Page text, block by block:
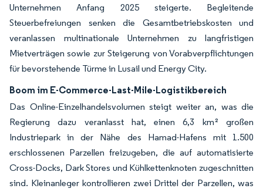
Unternehmen Anfang 2025 steigerte. Begleitende
Steuerbefreiungen senken die Gesamtbetriebskosten und
veranlassen multinationale Unternehmen zu langfristigen
Mietverträgen sowie zur Steigerung von Vorabverpflichtungen
für bevorstehende Türme in Lusail und Energy City.
Boom im E-Commerce-Last-Mile-Logistikbereich
Das Online-Einzelhandelsvolumen steigt weiter an, was die
Regierung dazu veranlasst hat, einen 6,3 km² großen
Industriepark in der Nähe des Hamad-Hafens mit 1.500
erschlossenen Parzellen freizugeben, die auf automatisierte
Cross-Docks, Dark Stores und Kühlkettenknoten zugeschnitten
sind. Kleinanleger kontrollieren zwei Drittel der Parzellen, was